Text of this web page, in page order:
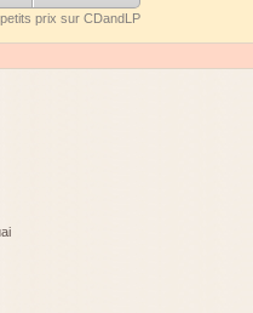
prix sur CDandLP